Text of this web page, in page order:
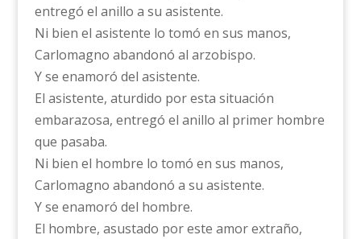
entregó el anillo a su asistente.
Ni bien el asistente lo tomó en sus manos,
Carlomagno abandonó al arzobispo.
Y se enamoró del asistente.
El asistente, aturdido por esta situación
embarazosa, entregó el anillo al primer hombre
que pasaba.
Ni bien el hombre lo tomó en sus manos,
Carlomagno abandonó a su asistente.
Y se enamoró del hombre.
El hombre, asustado por este amor extraño,